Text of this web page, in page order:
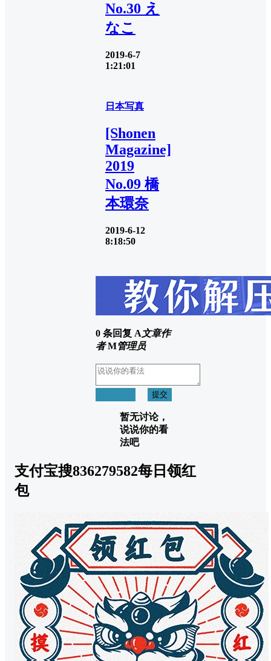
No.30 え
なこ
2019-6-7
1:21:01
日本写真
[Shonen
Magazine]
2019
No.09 橋
本環奈
2019-6-12
8:18:50
0 条回复 A文章作
者 M管理员
提交
暂无讨论，
说说你的看
法吧
支付宝搜836279582每日领红
包